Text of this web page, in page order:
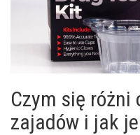
Czym się różni
zajadów i jak